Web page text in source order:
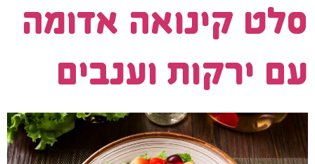
סלט קינואה אדומה
עם ירקות וענבים